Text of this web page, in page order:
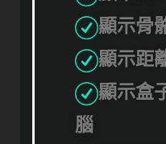
顯示骨
顯示距
顯示盒
腦